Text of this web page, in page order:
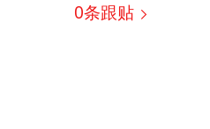
0条跟贴